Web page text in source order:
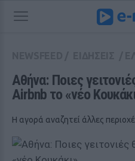
Αθήνα: Ποιες
Airbnb το «νέο
Η αγορά αναζητεί άλλες